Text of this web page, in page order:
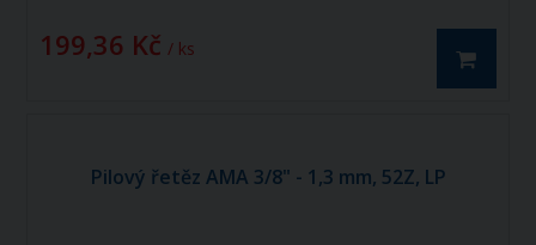
199,36 Kč / ks
Pilový řetěz AMA 3/8" - 1,3 mm, 52Z, LP